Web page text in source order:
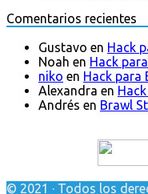
Comentarios recientes
Gustavo en Hack
Noah en Hack
niko en Hack para
Alexandra en
Andrés en Brawl
© 2021 · Todos los